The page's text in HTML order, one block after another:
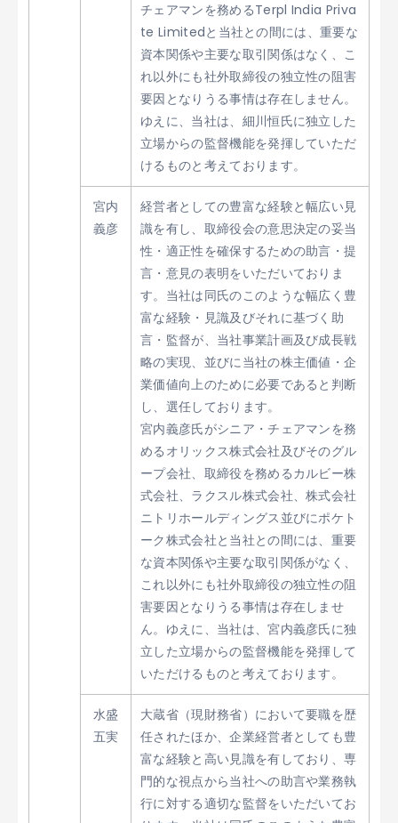
チェアマンを務めるTerpl India Priva
te Limitedと当社との間には、重要な
資本関係や主要な取引関係はなく、こ
れ以外にも社外取締役の独立性の阻害
要因となりうる事情は存在しません。
ゆえに、当社は、細川恒氏に独立した
立場からの監督機能を発揮していただ
けるものと考えております。
宮内
義彦
経営者としての豊富な経験と幅広い見
識を有し、取締役会の意思決定の妥当
性・適正性を確保するための助言・提
言・意見の表明をいただいておりま
す。当社は同氏のこのような幅広く豊
富な経験・見識及びそれに基づく助
言・監督が、当社事業計画及び成長戦
略の実現、並びに当社の株主価値・企
業価値向上のために必要であると判断
し、選任しております。
宮内義彦氏がシニア・チェアマンを務
めるオリックス株式会社及びそのグル
ープ会社、取締役を務めるカルビー株
式会社、ラクスル株式会社、株式会社
ニトリホールディングス並びにポケト
ーク株式会社と当社との間には、重要
な資本関係や主要な取引関係がなく、
これ以外にも社外取締役の独立性の阻
害要因となりうる事情は存在しませ
ん。ゆえに、当社は、宮内義彦氏に独
立した立場からの監督機能を発揮して
いただけるものと考えております。
水盛
五実
大蔵省（現財務省）において要職を歴
任されたほか、企業経営者としても豊
富な経験と高い見識を有しており、専
門的な視点から当社への助言や業務執
行に対する適切な監督をいただいてお